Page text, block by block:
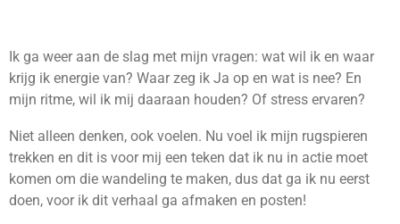
Ik ga weer aan de slag met mijn vragen: wat wil ik en waar
krijg ik energie van? Waar zeg ik Ja op en wat is nee? En
mijn ritme, wil ik mij daaraan houden? Of stress ervaren?
Niet alleen denken, ook voelen. Nu voel ik mijn rugspieren
trekken en dit is voor mij een teken dat ik nu in actie moet
komen om die wandeling te maken, dus dat ga ik nu eerst
doen, voor ik dit verhaal ga afmaken en posten!